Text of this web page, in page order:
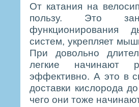
От катания на
пользу. Это
функционирования
систем, укрепляет
При довольно
легкие начинают
эффективно. А это в
доставки кислорода
чего они тоже